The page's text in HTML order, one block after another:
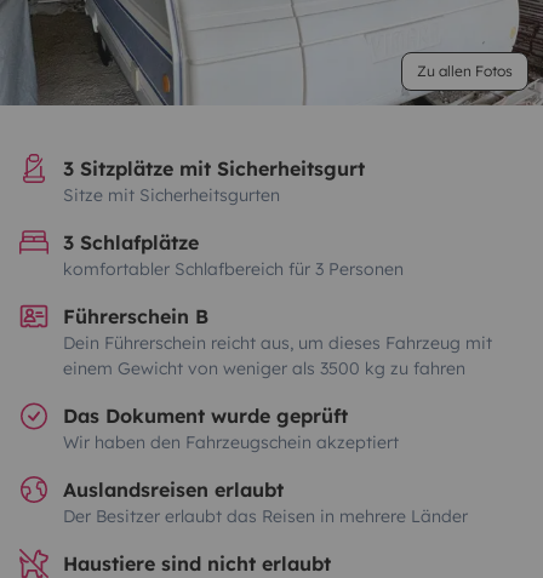
Zu allen Fotos
3 Sitzplätze mit Sicherheitsgurt
Sitze mit Sicherheitsgurten
3 Schlafplätze
komfortabler Schlafbereich für 3 Personen
Führerschein B
Dein Führerschein reicht aus, um dieses Fahrzeug mit
einem Gewicht von weniger als 3500 kg zu fahren
Das Dokument wurde geprüft
Wir haben den Fahrzeugschein akzeptiert
Auslandsreisen erlaubt
Der Besitzer erlaubt das Reisen in mehrere Länder
Haustiere sind nicht erlaubt